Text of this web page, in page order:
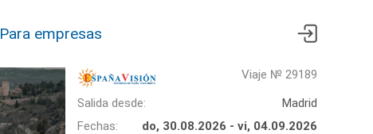
Para empresas
Viaje № 29189
Salida desde:
Madrid
Fechas:
do, 30.08.2026 - vi, 04.09.2026